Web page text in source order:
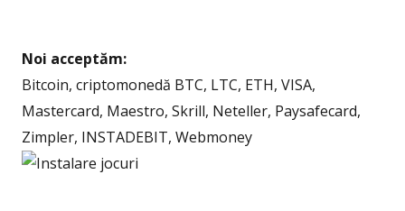
Noi acceptăm:
Bitcoin, criptomonedă BTC, LTC, ETH, VISA,
Mastercard, Maestro, Skrill, Neteller, Paysafecard,
Zimpler, INSTADEBIT, Webmoney